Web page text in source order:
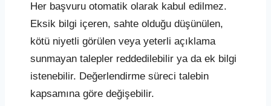
Her başvuru otomatik olarak kabul edilmez.
Eksik bilgi içeren, sahte olduğu düşünülen,
kötü niyetli görülen veya yeterli açıklama
sunmayan talepler reddedilebilir ya da ek bilgi
istenebilir. Değerlendirme süreci talebin
kapsamına göre değişebilir.